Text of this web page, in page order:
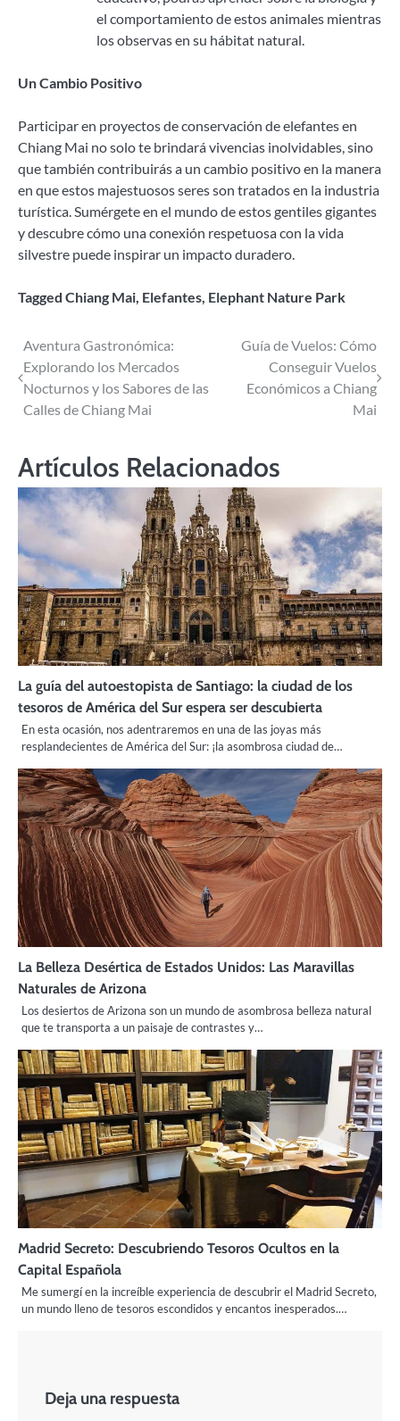
el comportamiento de estos animales mientras
los observas en su hábitat natural.
Un Cambio Positivo
Participar en proyectos de conservación de elefantes en
Chiang Mai no solo te brindará vivencias inolvidables, sino
que también contribuirás a un cambio positivo en la manera
en que estos majestuosos seres son tratados en la industria
turística. Sumérgete en el mundo de estos gentiles gigantes
y descubre cómo una conexión respetuosa con la vida
silvestre puede inspirar un impacto duradero.
Tagged Chiang Mai, Elefantes, Elephant Nature Park
Navegación
de
entradas
Aventura Gastronómica:
Explorando los Mercados
Nocturnos y los Sabores de las
Calles de Chiang Mai
Guía de Vuelos: Cómo
Conseguir Vuelos
Económicos a Chiang
Mai
Artículos Relacionados
La guía del autoestopista de Santiago: la ciudad de los
tesoros de América del Sur espera ser descubierta
En esta ocasión, nos adentraremos en una de las joyas más
resplandecientes de América del Sur: ¡la asombrosa ciudad de…
La Belleza Desértica de Estados Unidos: Las Maravillas
Naturales de Arizona
Los desiertos de Arizona son un mundo de asombrosa belleza natural
que te transporta a un paisaje de contrastes y…
Madrid Secreto: Descubriendo Tesoros Ocultos en la
Capital Española
Me sumergí en la increíble experiencia de descubrir el Madrid Secreto,
un mundo lleno de tesoros escondidos y encantos inesperados.…
Deja una respuesta